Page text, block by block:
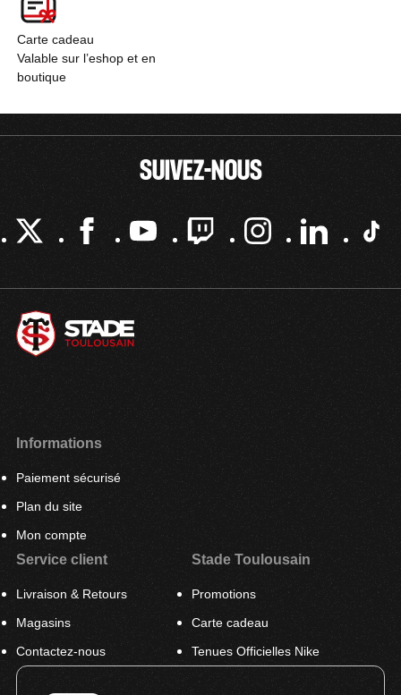
Carte cadeau
Valable sur l’eshop et en
boutique
SUIVEZ-NOUS
Informations
Paiement sécurisé
Plan du site
Mon compte
Service client
Livraison & Retours
Magasins
Contactez-nous
Stade Toulousain
Promotions
Carte cadeau
Tenues Officielles Nike